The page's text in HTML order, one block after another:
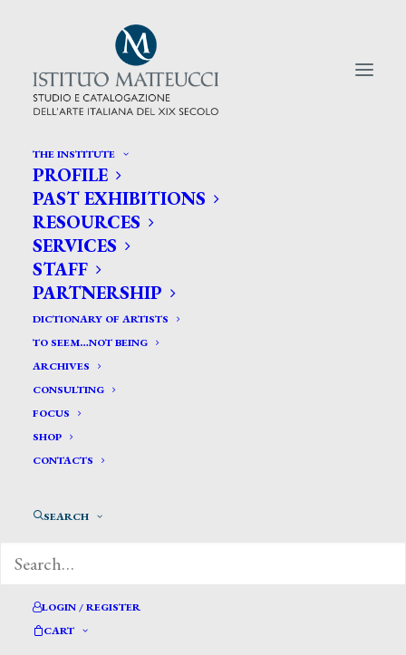
THE INSTITUTE
PROFILE
PAST EXHIBITIONS
RESOURCES
SERVICES
STAFF
PARTNERSHIP
DICTIONARY OF ARTISTS
TO SEEM…NOT BEING
ARCHIVES
CONSULTING
FOCUS
SHOP
CONTACTS
SEARCH
LOGIN / REGISTER
CART
CERCA TRA GLI ARTISTI:
Search
for:
Scarabellotto Lorenzo*
Trieste ? 1796 – Rio de Janeiro (Brasile) 1852
guardò a G. B. Piranesi, A. Sanquirico e T. Orsi.
Alla fase giovanile appartiene la Veduta di Piazza